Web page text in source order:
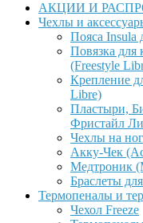
АКЦИИ И
Чехлы и
Пояса Insula
Повязка для
(Freestyle
Крепление
Libre)
Пластыри,
Фристайл
Чехлы на
Акку-Чек
Медтроник
Браслеты
Термопеналы и
Чехол Freeze